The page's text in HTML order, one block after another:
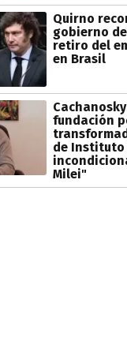
Quirno
gobierno
retiro del
en Brasil
fundación
de Instituto
Milei"